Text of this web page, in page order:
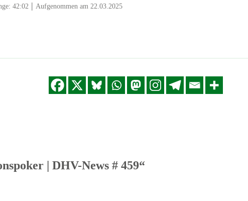
42:02 |Aufgenommen am 22.03.2025
| DHV-News # 459“